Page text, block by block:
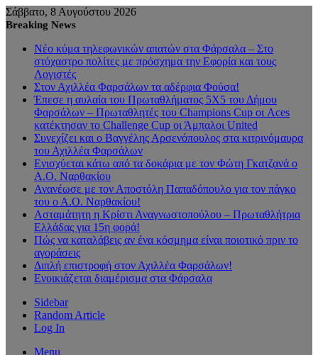
Σάββατο, 8 Αυγούστου 2026
Breaking News
Νέο κύμα τηλεφωνικών απατών στα Φάρσαλα – Στο
στόχαστρο πολίτες με πρόσχημα την Εφορία και τους
Λογιστές
Στον Αχιλλέα Φαρσάλων τα αδέρφια Φούσα!
Έπεσε η αυλαία του Πρωταθλήματος 5Χ5 του Δήμου
Φαρσάλων – Πρωταθλητές του Champions Cup οι Aces
κατέκτησαν το Challenge Cup οι Άμπαλοι United
Συνεχίζει και ο Βαγγέλης Αρσενόπουλος στα κιτρινόμαυρα
του Αχιλλέα Φαρσάλων
Ενισχύεται κάτω από τα δοκάρια με τον Φώτη Γκατζανά ο
Α.Ο. Ναρθακίου
Ανανέωσε με τον Αποστόλη Παπαδόπουλο για τον πάγκο
του ο Α.Ο. Ναρθακίου!
Ασταμάτητη η Κρίστι Αναγνωστοπούλου – Πρωταθλήτρια
Ελλάδας για 15η φορά!
Πώς να καταλάβεις αν ένα κόσμημα είναι ποιοτικό πριν το
αγοράσεις
Διπλή επιστροφή στον Αχιλλέα Φαρσάλων!
Ενοικιάζεται διαμέρισμα στα Φάρσαλα
Sidebar
Random Article
Log In
Menu